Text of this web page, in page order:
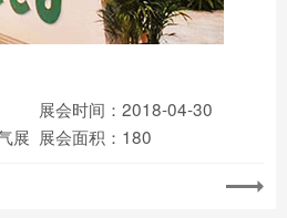
展会时间：2018-04-30
展 展会面积：180